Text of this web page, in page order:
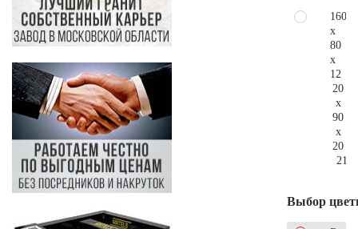
160
x
80
x
12
20
x
90
x
20
Выбор